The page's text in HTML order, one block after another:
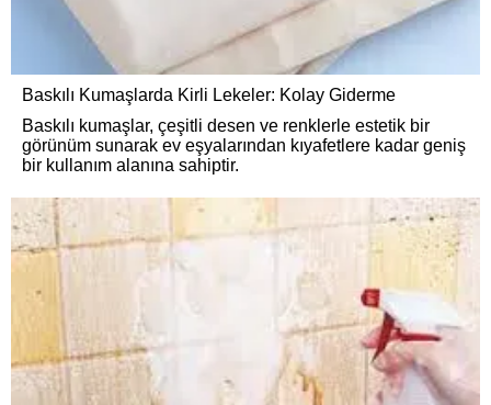
Baskılı Kumaşlarda Kirli Lekeler: Kolay Giderme
Baskılı kumaşlar, çeşitli desen ve renklerle estetik bir
görünüm sunarak ev eşyalarından kıyafetlere kadar geniş
bir kullanım alanına sahiptir.